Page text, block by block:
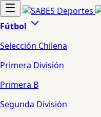
Fútbol
Selección Chilena
Primera División
Primera B
Segunda División